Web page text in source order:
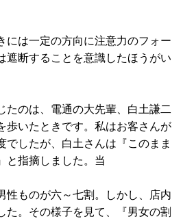
には一定の方向に注意力のフォー
遮断することを意識したほうがい
たのは、電通の大先輩、白土謙二
歩いたときです。私はお客さんが
でしたが、白土さんは『このまま
と指摘しました。当
性ものが六～七割。しかし、店内
た。その様子を見て、『男女の割